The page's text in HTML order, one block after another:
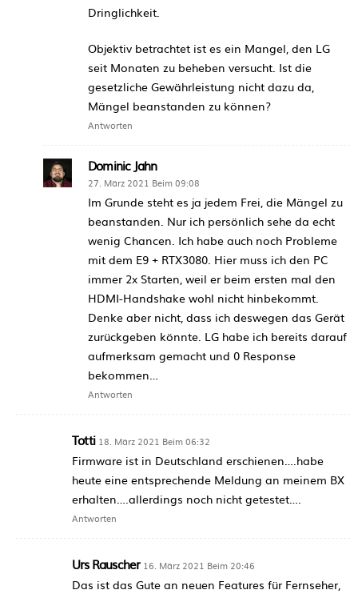
Dringlichkeit.
Objektiv betrachtet ist es ein Mangel, den LG
seit Monaten zu beheben versucht. Ist die
gesetzliche Gewährleistung nicht dazu da,
Mängel beanstanden zu können?
Antworten
Dominic Jahn
27. März 2021 Beim 09:08
Im Grunde steht es ja jedem Frei, die Mängel zu
beanstanden. Nur ich persönlich sehe da echt
wenig Chancen. Ich habe auch noch Probleme
mit dem E9 + RTX3080. Hier muss ich den PC
immer 2x Starten, weil er beim ersten mal den
HDMI-Handshake wohl nicht hinbekommt.
Denke aber nicht, dass ich deswegen das Gerät
zurückgeben könnte. LG habe ich bereits darauf
aufmerksam gemacht und 0 Response
bekommen…
Antworten
Totti 18. März 2021 Beim 06:32
Firmware ist in Deutschland erschienen….habe
heute eine entsprechende Meldung an meinem BX
erhalten….allerdings noch nicht getestet….
Antworten
Urs Rauscher 16. März 2021 Beim 20:46
Das ist das Gute an neuen Features für Fernseher,